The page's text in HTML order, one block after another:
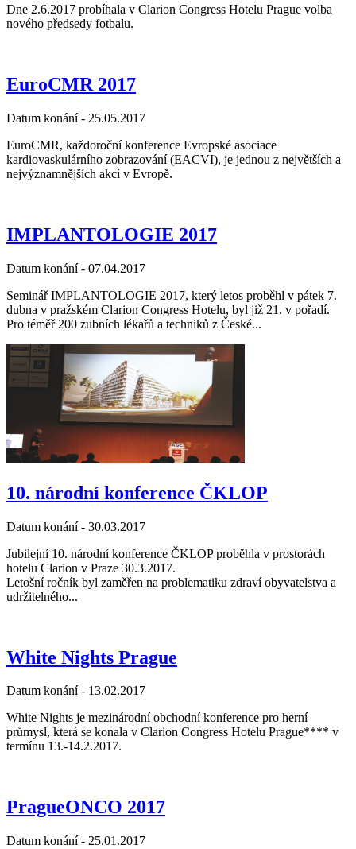
Dne 2.6.2017 probíhala v Clarion Congress Hotelu Prague volba
nového předsedy fotbalu.
EuroCMR 2017
Datum konání - 25.05.2017
EuroCMR, každoroční konference Evropské asociace
kardiovaskulárního zobrazování (EACVI), je jednou z největších a
nejvýznamnějších akcí v Evropě.
IMPLANTOLOGIE 2017
Datum konání - 07.04.2017
Seminář IMPLANTOLOGIE 2017, který letos proběhl v pátek 7.
dubna v pražském Clarion Congress Hotelu, byl již 21. v pořadí.
Pro téměř 200 zubních lékařů a techniků z České...
10. národní konference ČKLOP
Datum konání - 30.03.2017
Jubilejní 10. národní konference ČKLOP proběhla v prostorách
hotelu Clarion v Praze 30.3.2017.
Letošní ročník byl zaměřen na problematiku zdraví obyvatelstva a
udržitelného...
White Nights Prague
Datum konání - 13.02.2017
White Nights je mezinárodní obchodní konference pro herní
průmysl, která se konala v Clarion Congress Hotelu Prague**** v
termínu 13.-14.2.2017.
PragueONCO 2017
Datum konání - 25.01.2017